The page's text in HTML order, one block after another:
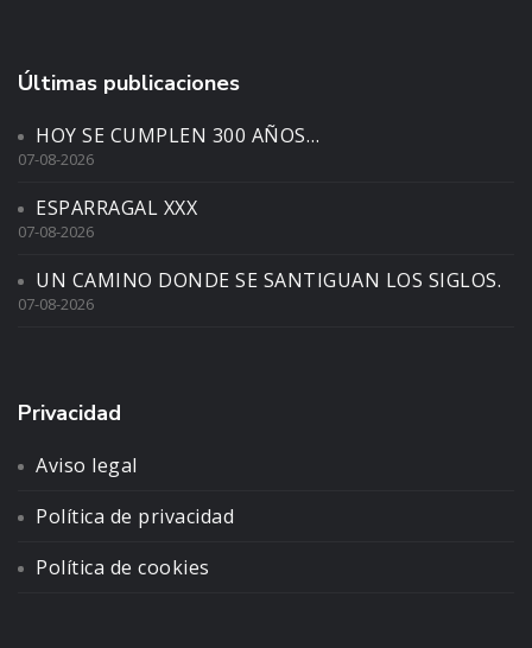
Últimas publicaciones
HOY SE CUMPLEN 300 AÑOS…
07-08-2026
ESPARRAGAL XXX
07-08-2026
UN CAMINO DONDE SE SANTIGUAN LOS SIGLOS.
07-08-2026
Privacidad
Aviso legal
Política de privacidad
Política de cookies